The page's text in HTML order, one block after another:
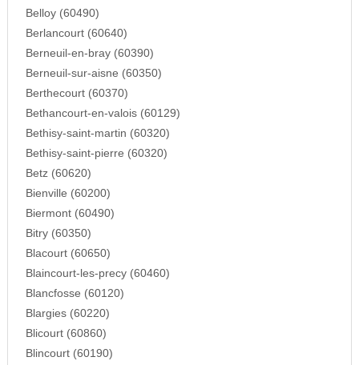
Belloy (60490)
Berlancourt (60640)
Berneuil-en-bray (60390)
Berneuil-sur-aisne (60350)
Berthecourt (60370)
Bethancourt-en-valois (60129)
Bethisy-saint-martin (60320)
Bethisy-saint-pierre (60320)
Betz (60620)
Bienville (60200)
Biermont (60490)
Bitry (60350)
Blacourt (60650)
Blaincourt-les-precy (60460)
Blancfosse (60120)
Blargies (60220)
Blicourt (60860)
Blincourt (60190)